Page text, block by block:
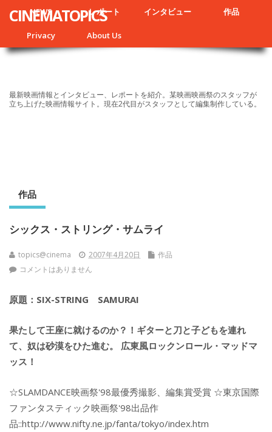
NEWS レポート インタビュー 作品
Privacy About Us
CINEMATOPICS
最新映画情報とインタビュー、レポートを紹介。某映画映画祭のスタッフが
立ち上げた映画情報サイト。現在2代目がスタッフとして編集制作している。
作品
シックス・ストリング・サムライ
topics@cinema 2007年4月20日
作品
コメントはありません
原題：SIX-STRING SAMURAI
果たして王座に就けるのか？！ギターと刀と子どもを連れ
て、奴は砂漠をひた進む。 広東風ロックンロール・マッドマ
ッス！
☆SLAMDANCE映画祭'98最優秀撮影、編集賞受賞 ☆東京国際
ファンタスティック映画祭'98出品作
品::http://www.nifty.ne.jp/fanta/tokyo/index.htm